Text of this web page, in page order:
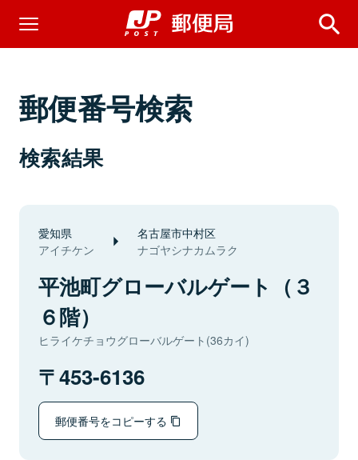
郵便番号検索
検索結果
愛知県
アイチケン
名古屋市中村区
ナゴヤシナカムラク
平池町グローバルゲート（３
６階）
ヒライケチョウグローバルゲート(36カイ)
453-6136
郵便番号をコピーする